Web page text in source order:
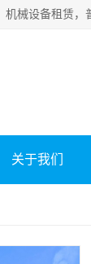
关于我们